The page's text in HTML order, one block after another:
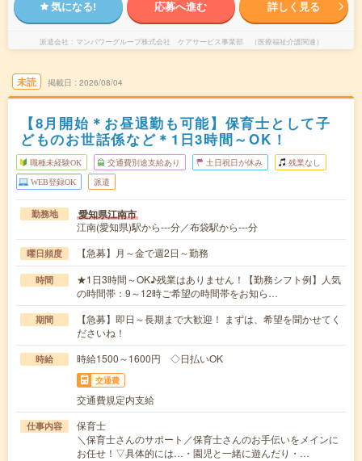
気になる! 応募へ進む 詳しく見る
派遣会社 マンパワーグループ株式会社 ケアサービス事業部 （医療福祉介護関連）
未読 掲載日 2026/08/04
【8月開始＊お昼退勤も可能】保育士として子
どものお世話係など＊1日3時間～OK！
職種未経験OK 交通費別途支給あり 土日祝日が休み 残業なし
WEB登録OK 派遣
勤務地 愛知県江南市
江南(愛知県)駅から---分／布袋駅から---分
曜日頻度 【急募】月～金で週2日～勤務
時間
★1日3時間～OK♪残業はありません！【勤務シフト例】人気
の時間帯：9～12時ご希望の時間帯をお知ら…
期間
【急募】即日～長期まで大歓迎！ まずは、希望を聞かせてく
ださいね！
時給 時給1500～1600円 ◇日払いOK
交通費
交通費規定内支給
仕事内容
保育士
＼保育士さんのサポート／保育士さんのお手伝いをメインに
お任せ！▽具体的には…・園児と一緒に遊んだり・…